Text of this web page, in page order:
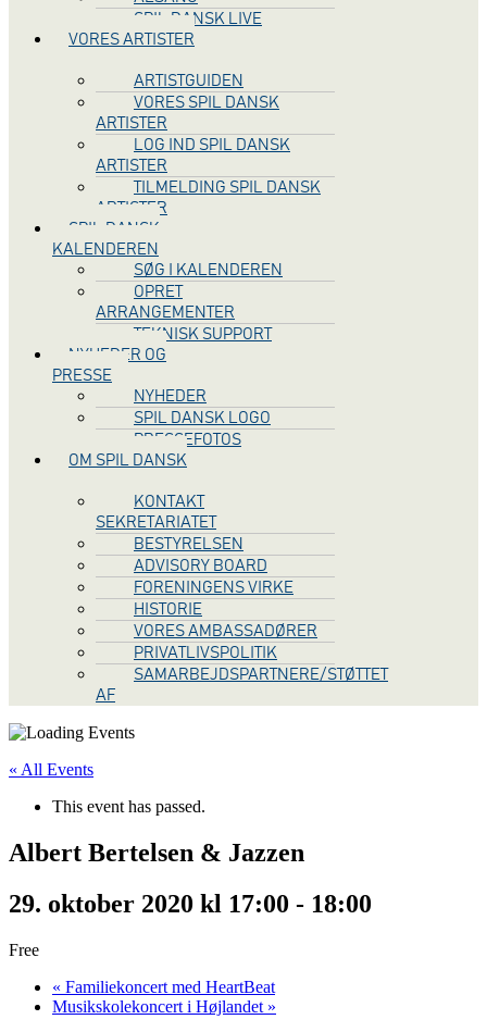
SPIL DANSK LIVE
VORES ARTISTER
ARTISTGUIDEN
VORES SPIL DANSK
ARTISTER
LOG IND SPIL DANSK
ARTISTER
TILMELDING SPIL DANSK
ARTISTER
SPIL DANSK
KALENDEREN
SØG I KALENDEREN
OPRET
ARRANGEMENTER
TEKNISK SUPPORT
NYHEDER OG
PRESSE
NYHEDER
SPIL DANSK LOGO
PRESSEFOTOS
OM SPIL DANSK
KONTAKT
SEKRETARIATET
BESTYRELSEN
ADVISORY BOARD
FORENINGENS VIRKE
HISTORIE
VORES AMBASSADØRER
PRIVATLIVSPOLITIK
SAMARBEJDSPARTNERE/STØTTET
AF
« All Events
This event has passed.
Albert Bertelsen & Jazzen
29. oktober 2020 kl 17:00 - 18:00
Free
« Familiekoncert med HeartBeat
Musikskolekoncert i Højlandet »